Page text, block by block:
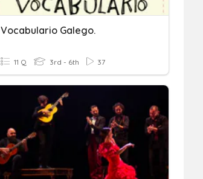
Vocabulario Galego.
11 Q 3rd - 6th 37